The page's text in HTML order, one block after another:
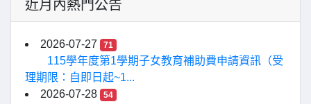
近月內熱門公告
2026-07-27 71
115學年度第1學期子女教育補助費申請資訊（受
理期限：自即日起~1...
2026-07-28
54